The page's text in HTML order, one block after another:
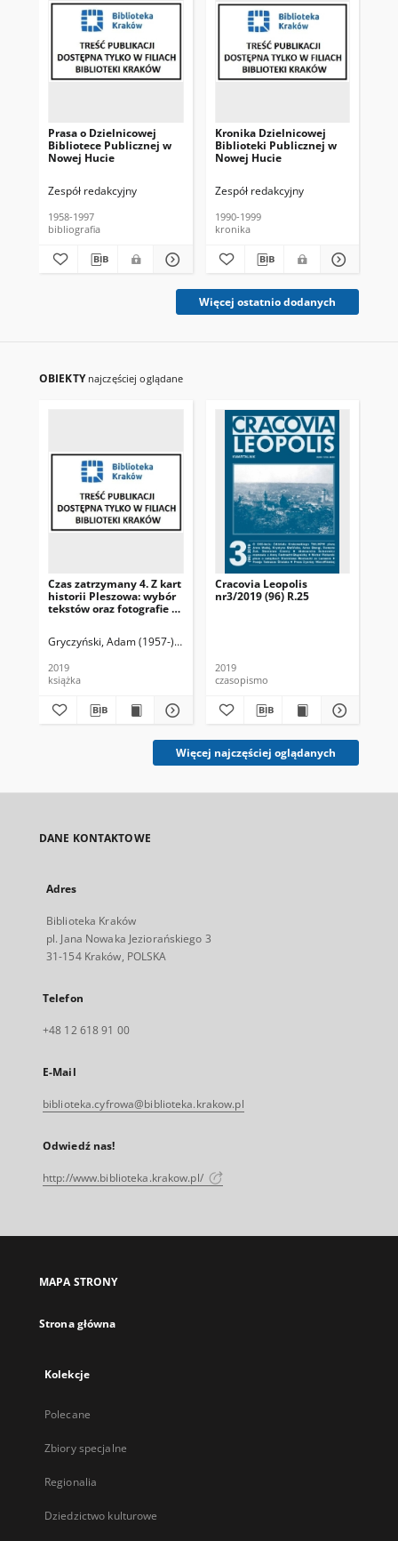
Prasa o Dzielnicowej
Bibliotece Publicznej w
Nowej Hucie
Zespół redakcyjny
1958-1997
bibliografia
Kronika Dzielnicowej
Biblioteki Publicznej w
Nowej Hucie
Zespół redakcyjny
1990-1999
kronika
Więcej ostatnio dodanych
OBIEKTY najczęściej oglądane
Czas zatrzymany 4. Z kart
historii Pleszowa: wybór
tekstów oraz fotografie z
Gryczyński.
Gryczyński, Adam (1957-) Red.
2019
książka
Cracovia Leopolis
nr3/2019 (96) R.25
2019
czasopismo
Więcej najczęściej oglądanych
DANE KONTAKTOWE
Adres
Biblioteka Kraków
pl. Jana Nowaka Jeziorańskiego 3
31-154 Kraków, POLSKA
Telefon
+48 12 618 91 00
E-Mail
biblioteka.cyfrowa@biblioteka.krakow.pl
Odwiedź nas!
http://www.biblioteka.krakow.pl/
MAPA STRONY
Strona główna
Kolekcje
Polecane
Zbiory specjalne
Regionalia
Dziedzictwo kulturowe